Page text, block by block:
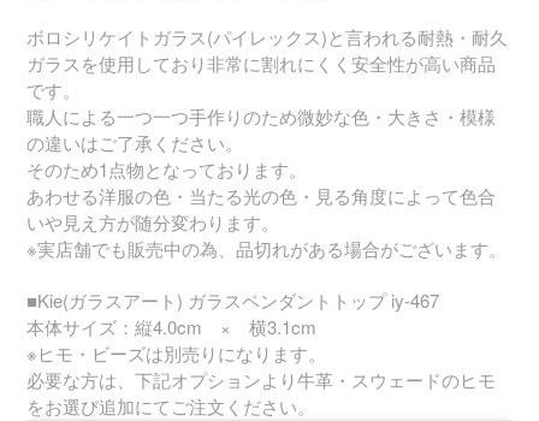
ボロシリケイトガラス(パイレックス)と言われる耐熱・耐久
ガラスを使用しており非常に割れにくく安全性が高い商品
です。
職人による一つ一つ手作りのため微妙な色・大きさ・模様
の違いはご了承ください。
そのため1点物となっております。
あわせる洋服の色・当たる光の色・見る角度によって色合
いや見え方が随分変わります。
※実店舗でも販売中の為、品切れがある場合がございます。
■Kie(ガラスアート) ガラスペンダントトップ iy-467
本体サイズ：縦4.0cm × 横3.1cm
※ヒモ・ビーズは別売りになります。
必要な方は、下記オプションより牛革・スウェードのヒモ
をお選び追加にてご注文ください。